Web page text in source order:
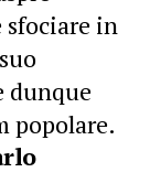
in
dunque
popolare.